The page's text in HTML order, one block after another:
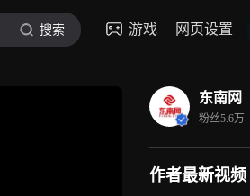
搜索 游戏 网页设置
东南网
粉丝5.6万
作者最新视频